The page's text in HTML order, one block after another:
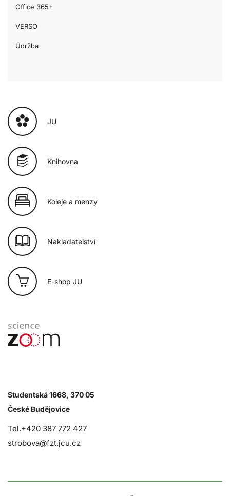
Office 365+
VERSO
Údržba
JU
Knihovna
Koleje a menzy
Nakladatelství
E-shop JU
Studentská 1668, 370 05
České Budějovice
Tel.+420 387 772 427
strobova@fzt.jcu.cz